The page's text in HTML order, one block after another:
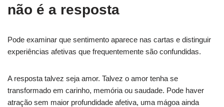
não é a resposta
Pode examinar que sentimento aparece nas cartas e distinguir
experiências afetivas que frequentemente são confundidas.
A resposta talvez seja amor. Talvez o amor tenha se
transformado em carinho, memória ou saudade. Pode haver
atração sem maior profundidade afetiva, uma mágoa ainda